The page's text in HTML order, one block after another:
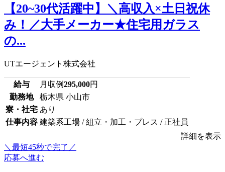
【20~30代活躍中】＼高収入×土日祝休
み！／大手メーカー★住宅用ガラス
の...
UTエージェント株式会社
給与 月収例295,000円
勤務地
栃木県 小山市
寮・社宅 あり
仕事内容 建築系工場 / 組立・加工・プレス / 正社員
詳細を表示
＼最短45秒で完了／
応募へ進む